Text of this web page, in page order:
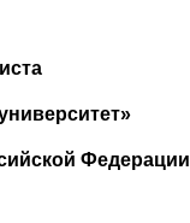
Федерации